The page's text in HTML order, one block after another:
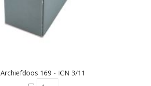
Archiefdoos 169 - ICN 3/11